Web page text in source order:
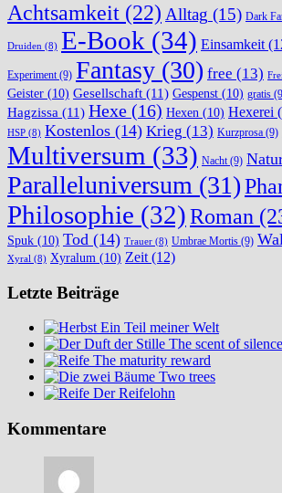
Achtsamkeit (22) Alltag (15) Dark
Druiden (8) E-Book (34) Einsamkeit
Experiment(9) Fantasy (30) free (13)
Geister (10) Gesellschaft (11) Gespenst (10) gratis
Hagzissa (11) Hexe (16) Hexen (10) Hexerei
HSP (8) Kostenlos (14) Krieg (13) Kurzprosa (9)
Multiversum (33) Nacht(9)
Paralleluniversum (31)
Philosophie (32)Roman
Spuk (10) Tod (14) Trauer (8) Umbrae Mortis (9)
Xyral (8) Xyralum (10) Zeit (12)
Letzte Beiträge
Ein Teil meiner Welt
The scent of silence
The maturity reward
Two trees
Der Reifelohn
Kommentare